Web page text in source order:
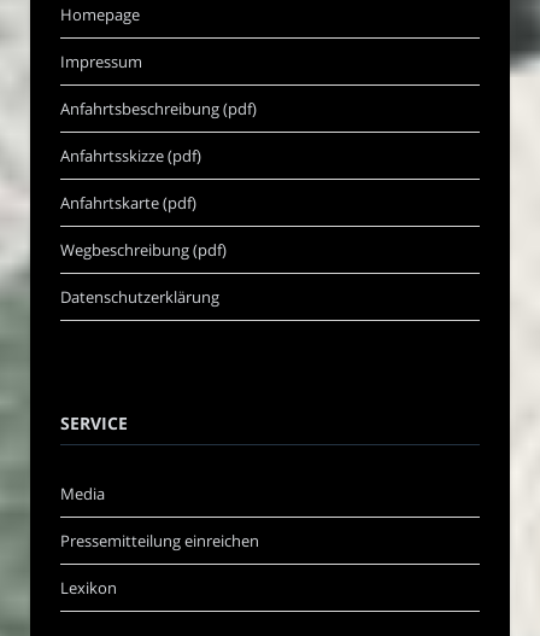
Homepage
Impressum
Anfahrtsbeschreibung (pdf)
Anfahrtsskizze (pdf)
Anfahrtskarte (pdf)
Wegbeschreibung (pdf)
Datenschutzerklärung
SERVICE
Media
Pressemitteilung einreichen
Lexikon